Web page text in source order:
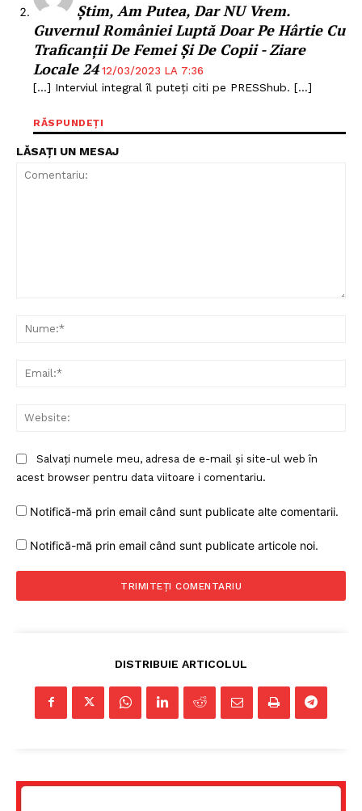
Știm, Am Putea, Dar NU Vrem.
Guvernul României Luptă Doar Pe Hârtie Cu
Traficanții De Femei Și De Copii - Ziare
Locale 24 12/03/2023 LA 7:36
[…] Interviul integral îl puteți citi pe PRESShub. […]
RĂSPUNDEȚI
LĂSAȚI UN MESAJ
Salvați numele meu, adresa de e-mail și site-ul web în
acest browser pentru data viitoare i comentariu.
Notifică-mă prin email când sunt publicate alte comentarii.
Notifică-mă prin email când sunt publicate articole noi.
DISTRIBUIE ARTICOLUL